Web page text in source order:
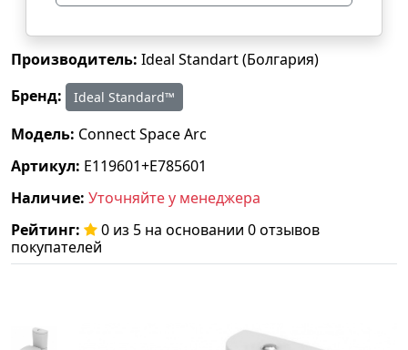
Производитель: Ideal Standart (Болгария)
Бренд:
Ideal Standard™
Модель: Connect Space Arc
Артикул: E119601+E785601
Наличие: Уточняйте у менеджера
Рейтинг:
0 из 5 на основании 0 отзывов
покупателей